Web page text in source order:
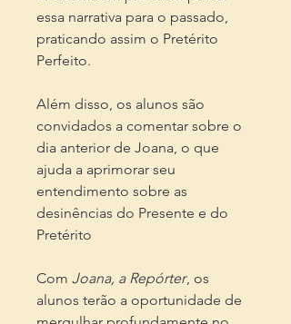
essa narrativa para o passado,
praticando assim o Pretérito
Perfeito.
Além disso, os alunos são
convidados a comentar sobre o
dia anterior de Joana, o que
ajuda a aprimorar seu
entendimento sobre as
desinências do Presente e do
Pretérito
Com Joana, a Repórter, os
alunos terão a oportunidade de